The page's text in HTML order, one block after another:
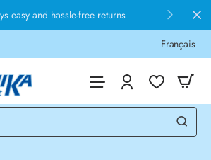
easy and hassle-free returns
Français